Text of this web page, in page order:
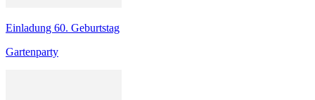
Einladung 60. Geburtstag
Gartenparty